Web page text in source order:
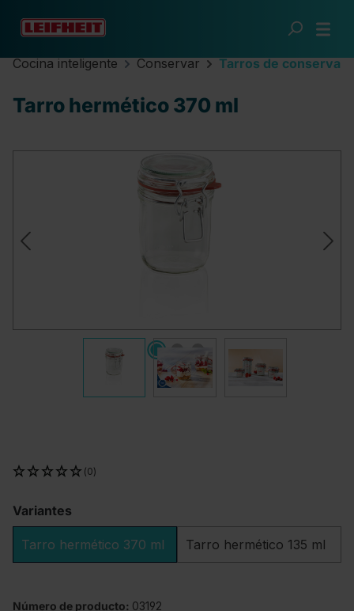
Saltar al contenido principal
Cocina inteligente Conservar Tarros de conserva
Tarro hermético 370 ml
(0)
Variantes
Tarro hermético 370 ml Tarro hermético 135 ml
Número de producto: 03192